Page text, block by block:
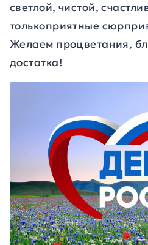
светлой, чистой,
толькоприятные
Желаем процветания,
достатка!